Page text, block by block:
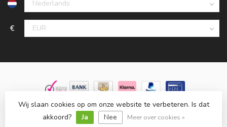
€
© Copyright 2026 Groothandelinled.nl - Powered by
Lightspeed
Lightspeed designbyDyvelopment
Wij slaan cookies op om onze website te verbeteren. Is dat
akkoord?
Ja Nee Meer over cookies »